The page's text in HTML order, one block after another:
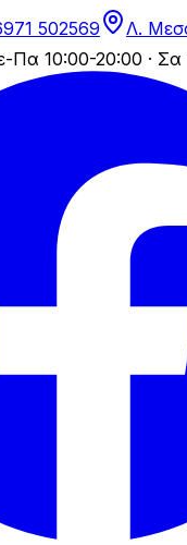
502569
Λ.
Πα 10:00-20:00 · Σα